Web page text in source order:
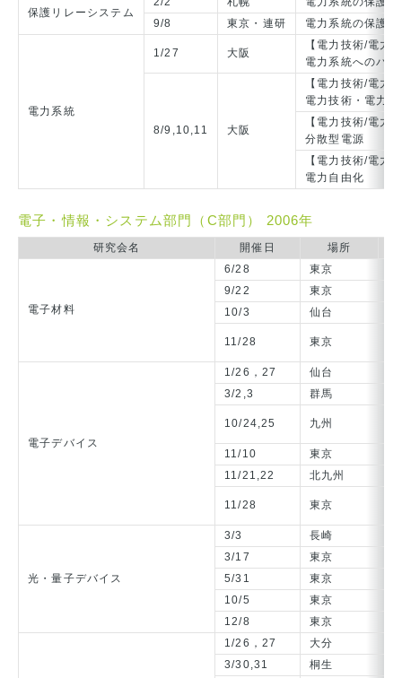
保護リレーシステム
9/8
東京・連研 電力系統の保護
電力系統
1/27 大阪
【電力技術/電力
電力系統へのパ
8/9,10,11 大阪
【電力技術/電力
電力技術・電力
【電力技術/電力
分散型電源
【電力技術/電力
電力自由化
電子・情報・システム部門（C部門） 2006年
研究会名 開催日 場所
電子材料
6/28 東京
9/22
東京
10/3
仙台
11/28 東京
電子デバイス
1/26，27 仙台
3/2,3
群馬
10/24,25 九州
11/10
東京
11/21,22
北九州
11/28 東京
光・量子デバイス
3/3 長崎
3/17
東京
5/31
東京
10/5
東京
12/8
東京
1/26，27 大分
3/30,31
桐生